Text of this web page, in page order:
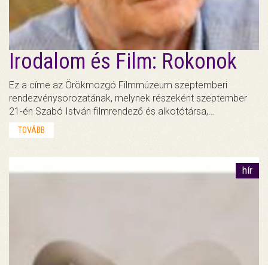
Irodalom és Film: Rokonok
Ez a címe az Örökmozgó Filmmúzeum szeptemberi
rendezvénysorozatának, melynek részeként szeptember
21-én Szabó István filmrendező és alkotótársa,…
TOVÁBB
hír